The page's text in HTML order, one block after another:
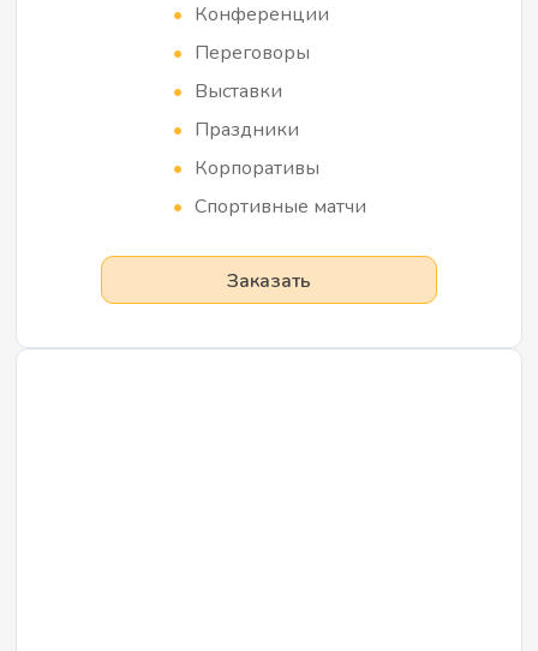
Конференции
Переговоры
Выставки
Праздники
Корпоративы
Спортивные матчи
Заказать